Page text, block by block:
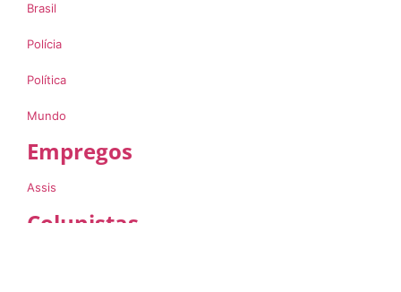
Brasil
Polícia
Política
Mundo
Empregos
Assis
Colunistas